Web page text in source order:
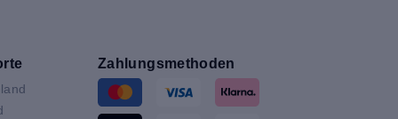
Zahlungsmethoden